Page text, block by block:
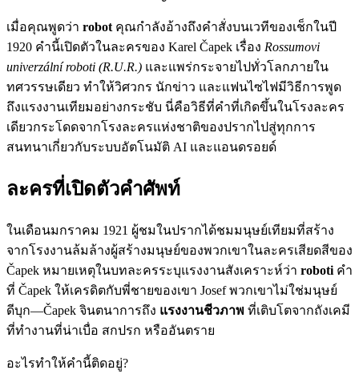
เมื่อคุณพูดว่า robot คุณกำลังอ้างถึงคำสั่งบนเวทีของเช็กในปี
1920 คำนี้เปิดตัวในละครของ Karel Čapek เรื่อง Rossumovi
univerzální roboti (R.U.R.) และแพร่กระจายไปทั่วโลกภายใน
ทศวรรษเดียว ทำให้วิศวกร นักข่าว และแฟนไซไฟมีวิธีการพูด
ถึงแรงงานเทียมอย่างกระชับ นี่คือวิธีที่คำที่เกิดขึ้นในโรงละคร
เดียวกระโดดจากโรงละครแห่งชาติของปรากไปสู่ทุกการ
สนทนาเกี่ยวกับระบบอัตโนมัติ AI และแอนดรอยด์
ละครที่เปิดตัวคำศัพท์
ในเดือนมกราคม 1921 ผู้ชมในปรากได้ชมมนุษย์เทียมที่สร้าง
จากโรงงานล้มล้างผู้สร้างมนุษย์ของพวกเขาในละครเสียดสีของ
Čapek หมายเหตุในบทละครระบุแรงงานสังเคราะห์ว่า roboti คำ
ที่ Čapek ให้เครดิตกับพี่ชายของเขา Josef พวกเขาไม่ใช่มนุษย์
ดีบุก—Čapek จินตนาการถึง แรงงานชีวภาพ ที่เติบโตจากถังเคมี
ที่ทำงานที่น่าเบื่อ สกปรก หรืออันตราย
อะไรทำให้คำนี้ติดอยู่?